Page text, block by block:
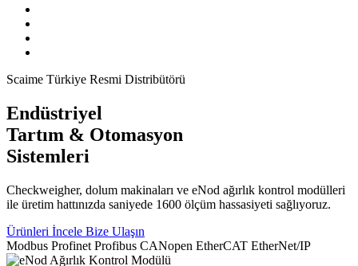
Scaime Türkiye Resmi Distribütörü
Endüstriyel
Tartım & Otomasyon
Sistemleri
Checkweigher, dolum makinaları ve eNod ağırlık kontrol modülleri
ile üretim hattınızda saniyede 1600 ölçüm hassasiyeti sağlıyoruz.
Ürünleri İncele Bize Ulaşın
Modbus Profinet Profibus CANopen EtherCAT EtherNet/IP